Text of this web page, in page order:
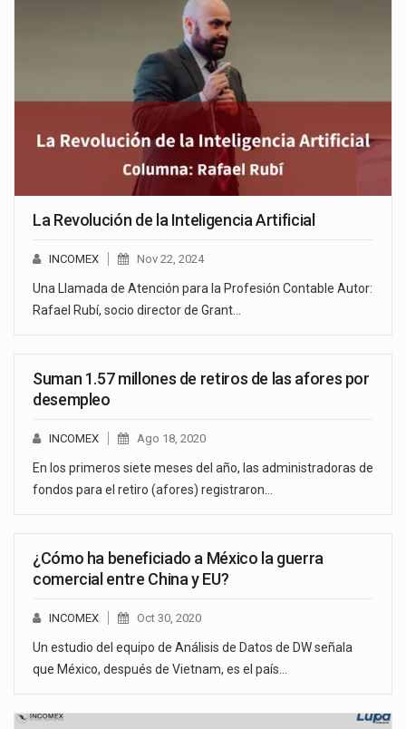
La Revolución de la Inteligencia Artificial
INCOMEX Nov 22, 2024
Una Llamada de Atención para la Profesión Contable Autor:
Rafael Rubí, socio director de Grant…
Suman 1.57 millones de retiros de las afores por
desempleo
INCOMEX Ago 18, 2020
En los primeros siete meses del año, las administradoras de
fondos para el retiro (afores) registraron…
¿Cómo ha beneficiado a México la guerra
comercial entre China y EU?
INCOMEX Oct 30, 2020
Un estudio del equipo de Análisis de Datos de DW señala
que México, después de Vietnam, es el país…